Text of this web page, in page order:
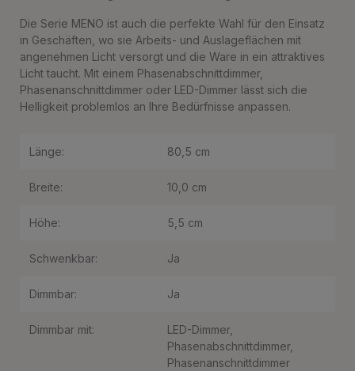
Die Serie MENO ist auch die perfekte Wahl für den Einsatz
in Geschäften, wo sie Arbeits- und Auslageflächen mit
angenehmen Licht versorgt und die Ware in ein attraktives
Licht taucht. Mit einem Phasenabschnittdimmer,
Phasenanschnittdimmer oder LED-Dimmer lässt sich die
Helligkeit problemlos an Ihre Bedürfnisse anpassen.
Länge: 80,5 cm
Breite: 10,0 cm
Höhe: 5,5 cm
Schwenkbar: Ja
Dimmbar: Ja
Dimmbar mit: LED-Dimmer,
Phasenabschnittdimmer,
Phasenanschnittdimmer